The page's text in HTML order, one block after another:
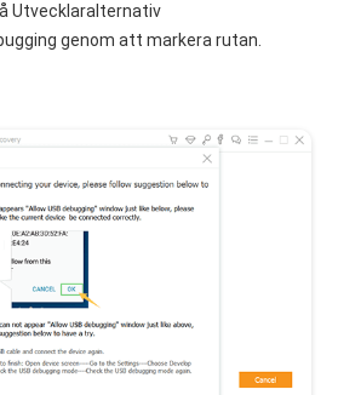
Utvecklaralternativ
genom att markera rutan.